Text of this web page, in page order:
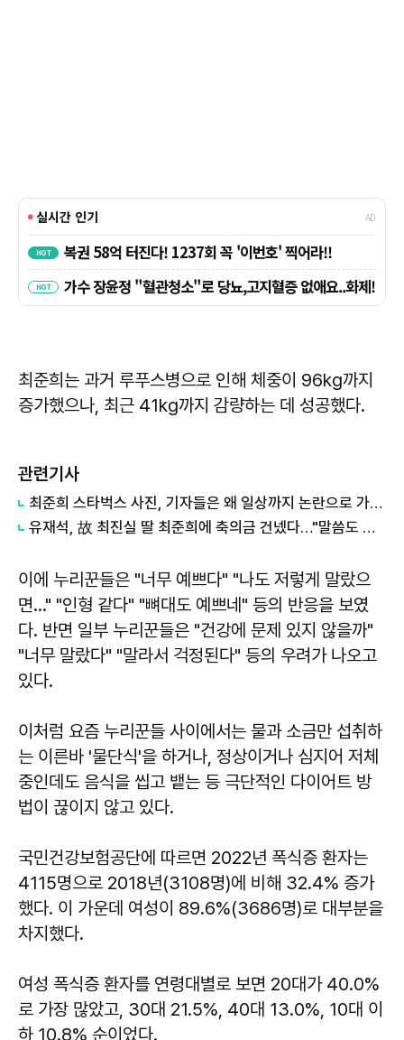
최준희는 과거 루푸스병으로 인해 체중이 96kg까지
증가했으나, 최근 41kg까지 감량하는 데 성공했다.
관련기사
최준희 스타벅스 사진, 기자들은 왜 일상까지 논란으로 가공할까?
유재석, 故 최진실 딸 최준희에 축의금 건넸다…"말씀도 없으시고"
이에 누리꾼들은 "너무 예쁘다" "나도 저렇게 말랐으
면..." "인형 같다" "뼈대도 예쁘네" 등의 반응을 보였
다. 반면 일부 누리꾼들은 "건강에 문제 있지 않을까"
"너무 말랐다" "말라서 걱정된다" 등의 우려가 나오고
있다.
이처럼 요즘 누리꾼들 사이에서는 물과 소금만 섭취하
는 이른바 '물단식'을 하거나, 정상이거나 심지어 저체
중인데도 음식을 씹고 뱉는 등 극단적인 다이어트 방
법이 끊이지 않고 있다.
국민건강보험공단에 따르면 2022년 폭식증 환자는
4115명으로 2018년(3108명)에 비해 32.4% 증가
했다. 이 가운데 여성이 89.6%(3686명)로 대부분을
차지했다.
여성 폭식증 환자를 연령대별로 보면 20대가 40.0%
로 가장 많았고, 30대 21.5%, 40대 13.0%, 10대 이
하 10.8% 순이었다.